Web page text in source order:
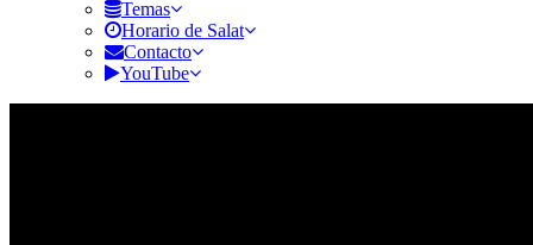
Temas
Horario de Salat
Contacto
YouTube